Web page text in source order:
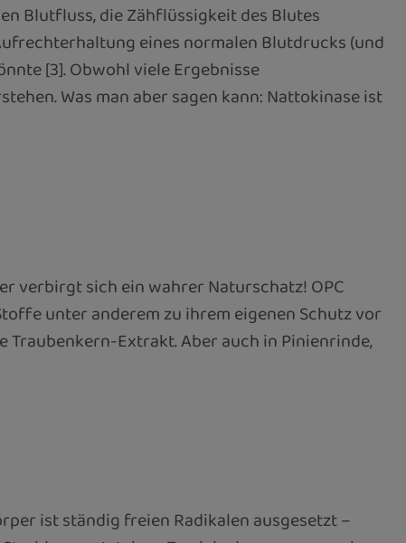
Blutfluss, die Zähflüssigkeit des Blutes
eines normalen Blutdrucks (und
[3]. Obwohl viele Ergebnisse
Was man aber sagen kann: Nattokinase ist
verbirgt sich ein wahrer Naturschatz! OPC
unter anderem zu ihrem eigenen Schutz vor
Traubenkern-Extrakt. Aber auch in Pinienrinde,
ist ständig freien Radikalen ausgesetzt –